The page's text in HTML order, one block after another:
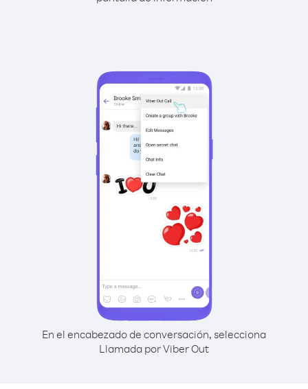
En el encabezado de conversación, selecciona
Llamada por Viber Out